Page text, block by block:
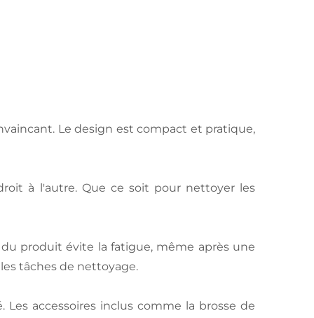
Le design est compact et pratique,
à l'autre. Que ce soit pour nettoyer les
produit évite la fatigue, même après une
tâches de nettoyage.
accessoires inclus comme la brosse de